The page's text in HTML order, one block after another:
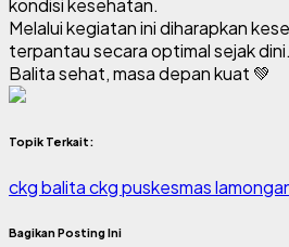
kondisi kesehatan.
Melalui kegiatan ini diharapkan
terpantau secara optimal sejak dini.
Balita sehat, masa depan kuat 💚
Topik Terkait:
ckg balitackg puskesmas
Bagikan Posting Ini